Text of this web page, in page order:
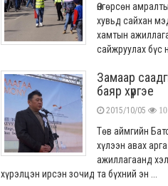
Өнгөрсөн
хувьд сайхан
хамтын
сайжруулах бүс
Замаар
баяр хүргэе
2015/10/05
Төв аймгийн
хүлээн авах
ажиллагаанд
хүрэлцэн ирсэн зочид та бүхний эн ...